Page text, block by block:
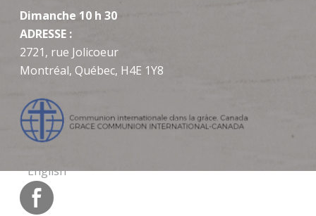
Dimanche 10 h 30
ADRESSE :
2721, rue Jolicoeur
Montréal, Québec, H4E 1Y8
English